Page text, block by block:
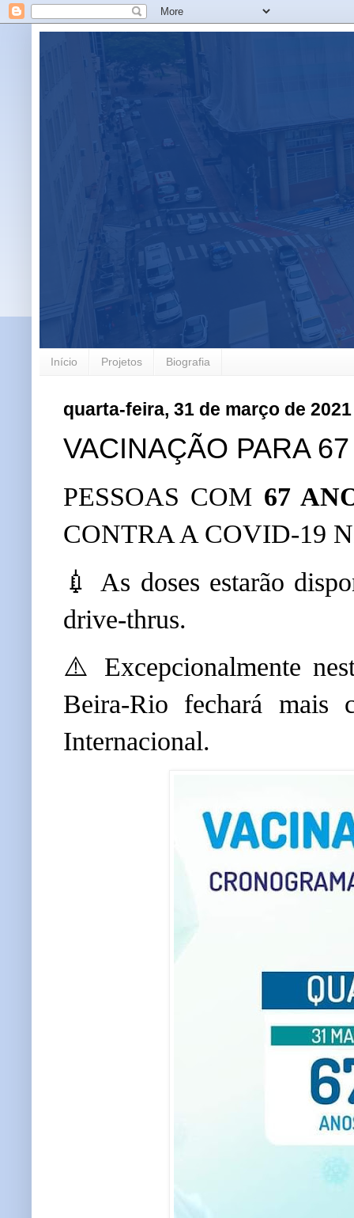
Início Projetos Biografia
quarta-feira, 31 de março de 2021
VACINAÇÃO PARA
PESSOAS COM 67
CONTRA A COVID-19
💉 As doses estarão
drive-thrus.
⚠️ Excepcionalmente
Beira-Rio fechará
Internacional.